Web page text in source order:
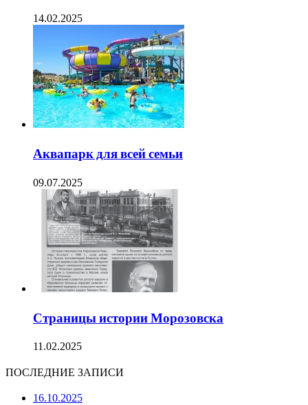
14.02.2025
Аквапарк для всей семьи
09.07.2025
Страницы истории Морозовска
11.02.2025
ПОСЛЕДНИЕ ЗАПИСИ
16.10.2025